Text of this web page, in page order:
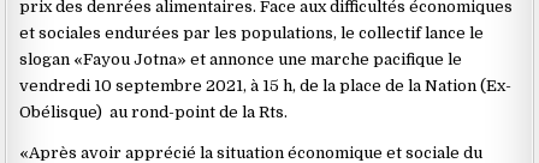
prix des denrées alimentaires. Face aux difficultés économiques
et sociales endurées par les populations, le collectif lance le
slogan «Fayou Jotna» et annonce une marche pacifique le
vendredi 10 septembre 2021, à 15 h, de la place de la Nation (Ex-
Obélisque) au rond-point de la Rts.
«Après avoir apprécié la situation économique et sociale du